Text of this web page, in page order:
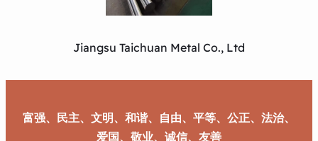
Jiangsu Taichuan Metal Co., Ltd
富强、民主、文明、和谐、自由、平等、公正、法治、
爱国、敬业、诚信、友善